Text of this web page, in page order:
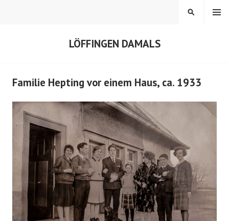
LÖFFINGEN DAMALS
MENÜ
SUCHEN
Familie Hepting vor einem Haus, ca. 1933